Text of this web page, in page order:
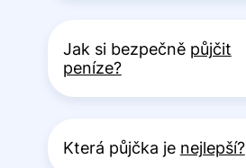
Jak si bezpečně půjčit
peníze?
Která půjčka je nejlepší?